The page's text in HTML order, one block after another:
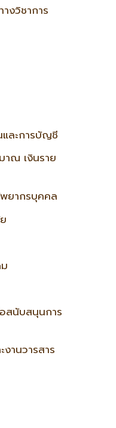
งวิชาการ
และการบัญชี
าณ เงินราย
ยากรบุคคล
สนับสนุนการ
านวารสาร